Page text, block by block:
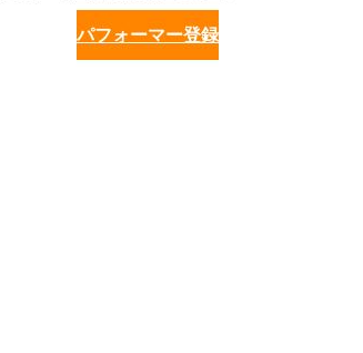
パフォーマー登録